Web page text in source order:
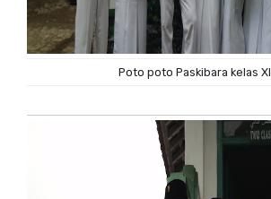
Poto poto Paskibara kelas XI